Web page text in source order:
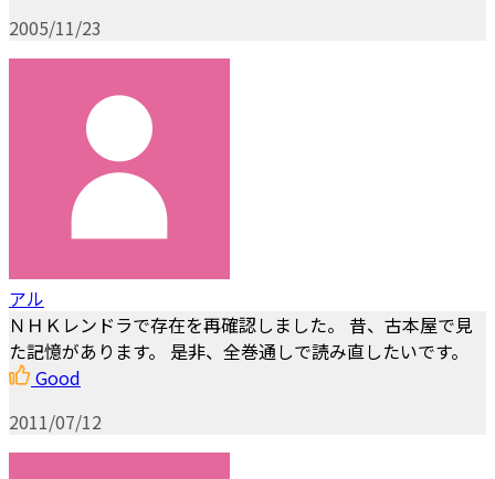
2005/11/23
アル
ＮＨＫレンドラで存在を再確認しました。 昔、古本屋で見
た記憶があります。 是非、全巻通しで読み直したいです。
Good
2011/07/12